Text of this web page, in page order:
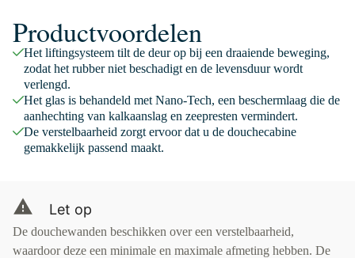
Productvoordelen
Het liftingsysteem tilt de deur op bij een draaiende beweging,
zodat het rubber niet beschadigt en de levensduur wordt
verlengd.
Het glas is behandeld met Nano-Tech, een beschermlaag die de
aanhechting van kalkaanslag en zeepresten vermindert.
De verstelbaarheid zorgt ervoor dat u de douchecabine
gemakkelijk passend maakt.
Let op
De douchewanden beschikken over een verstelbaarheid,
waardoor deze een minimale en maximale afmeting hebben. De